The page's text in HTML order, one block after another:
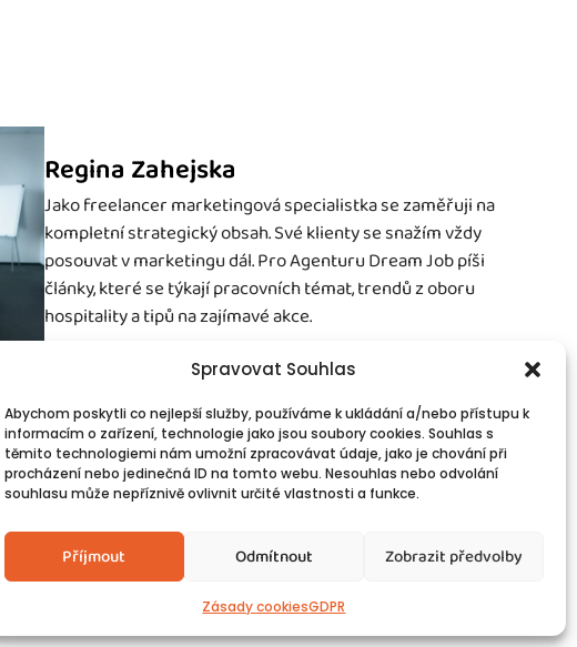
Spravovat Souhlas
Abychom poskytli co nejlepší služby, používáme k ukládání a/nebo přístupu k
informacím o zařízení, technologie jako jsou soubory cookies. Souhlas s
těmito technologiemi nám umožní zpracovávat údaje, jako je chování při
procházení nebo jedinečná ID na tomto webu. Nesouhlas nebo odvolání
souhlasu může nepříznivě ovlivnit určité vlastnosti a funkce.
Příjmout Odmítnout Zobrazit předvolby
Zásady cookiesGDPR
Regina Zahejska
Jako freelancer marketingová specialistka se zaměřuji na
kompletní strategický obsah. Své klienty se snažím vždy
posouvat v marketingu dál. Pro Agenturu Dream Job píši
články, které se týkají pracovních témat, trendů z oboru
hospitality a tipů na zajímavé akce.
Povinné informace
GDPR
Cookies
Spojte se s námi!
Kontakty